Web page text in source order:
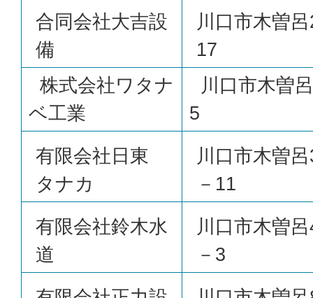
合同会社大吉設
備
川口市木曽
17
株式会社ワタナ
ベ工業
川口市木曽
5
有限会社日東
タナカ
川口市木曽
－11
有限会社鈴木水
道
川口市木曽
－3